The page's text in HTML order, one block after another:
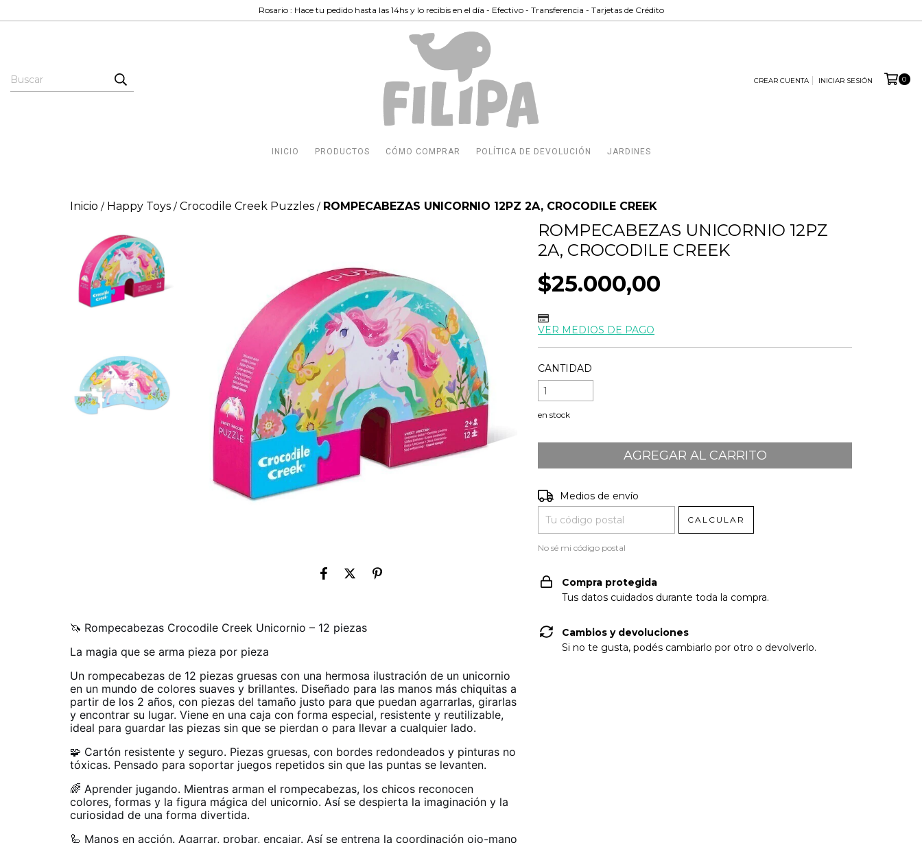
Rosario : Hace tu pedido hasta las 14hs y lo recibis en el día - Efectivo - Transferencia - Tarjetas de Crédito
CREAR CUENTA INICIAR SESIÓN 0
INICIO PRODUCTOS CÓMO COMPRAR POLÍTICA DE DEVOLUCIÓN JARDINES
Inicio / Happy Toys / Crocodile Creek Puzzles / ROMPECABEZAS UNICORNIO 12PZ 2A, CROCODILE CREEK
🦄 Rompecabezas Crocodile Creek Unicornio – 12 piezas
La magia que se arma pieza por pieza
Un rompecabezas de 12 piezas gruesas con una hermosa ilustración de un unicornio
en un mundo de colores suaves y brillantes. Diseñado para las manos más chiquitas a
partir de los 2 años, con piezas del tamaño justo para que puedan agarrarlas, girarlas
y encontrar su lugar. Viene en una caja con forma especial, resistente y reutilizable,
ideal para guardar las piezas sin que se pierdan o para llevar a cualquier lado.
🧩 Cartón resistente y seguro. Piezas gruesas, con bordes redondeados y pinturas no
tóxicas. Pensado para soportar juegos repetidos sin que las puntas se levanten.
🌈 Aprender jugando. Mientras arman el rompecabezas, los chicos reconocen
colores, formas y la figura mágica del unicornio. Así se despierta la imaginación y la
curiosidad de una forma divertida.
🦾 Manos en acción. Agarrar, probar, encajar. Así se entrena la coordinación ojo-mano
ROMPECABEZAS UNICORNIO 12PZ
2A, CROCODILE CREEK
$25.000,00
VER MEDIOS DE PAGO
CANTIDAD
en stock
Entregas para el CP:
Medios de envío
CALCULAR
No sé mi código postal
Compra protegida
Tus datos cuidados durante toda la compra.
Cambios y devoluciones
Si no te gusta, podés cambiarlo por otro o devolverlo.